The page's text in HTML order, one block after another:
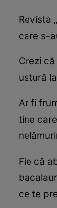
Revista
care s-
Crezi
ustură
Ar fi
tine
Fie că
ce te